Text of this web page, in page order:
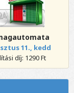
11., kedd
díj: 1290 Ft